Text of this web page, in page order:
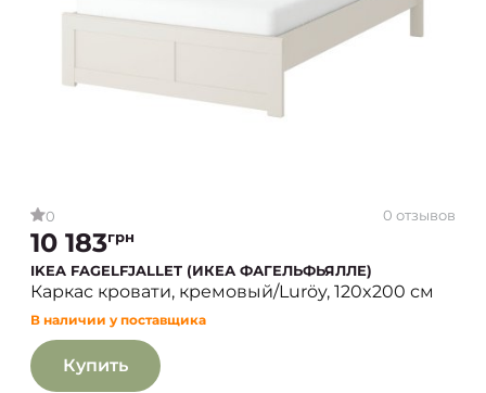
0 0 отзывов
10 183грн
IKEA FAGELFJALLET (ИКЕА ФАГЕЛЬФЬЯЛЛЕ)
Каркас кровати, кремовый/Luröy, 120x200 см
В наличии у поставщика
Купить